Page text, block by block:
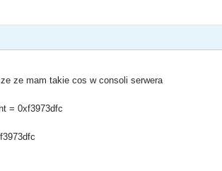
ze mam takie cos w consoli serwera
= 0xf3973dfc